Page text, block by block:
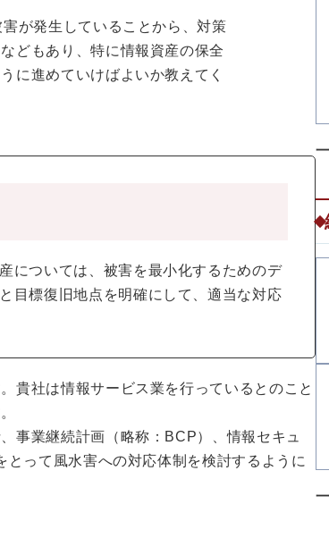
が発生していることから、対策
どもあり、特に情報資産の保全
に進めていけばよいか教えてく
については、被害を最小化するためのデ
目標復旧地点を明確にして、適当な対応
貴社は情報サービス業を行っているとのこと
事業継続計画（略称：BCP）、情報セキュ
って風水害への対応体制を検討するように